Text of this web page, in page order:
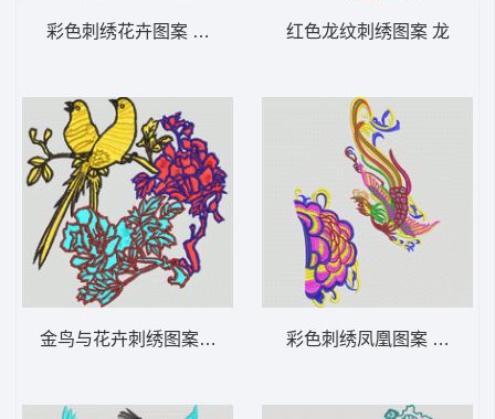
彩色刺绣花卉图案 靓花
金鸟与花卉刺绣图案 鸟 靓花
红色龙纹刺绣图案 龙
彩色刺绣凤凰图案 凤凰